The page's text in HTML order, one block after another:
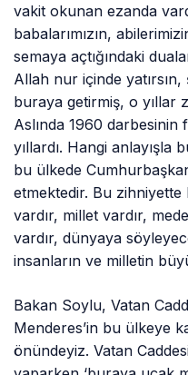
vakit okunan ezanda
babalarımızın,
semaya açtığındaki
Allah nur içinde
buraya getirmiş, o yıllar
Aslında 1960 darbesinin
yıllardı. Hangi anlayışla
bu ülkede
etmektedir. Bu zihniyette
vardır, millet vardır,
vardır, dünyaya
insanların ve milletin
Bakan Soylu, Vatan
Menderes’in bu ülkeye
önündeyiz. Vatan